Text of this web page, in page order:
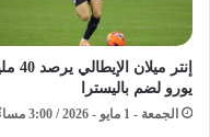
إنتر ميلان
يورو لضم باليسترا
الجمعة - 1 مايو - 2026 / 3:00 مساءً